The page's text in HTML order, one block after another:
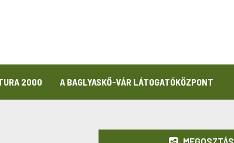
2000 A BAGLYASKŐ-VÁR LÁTOGATÓKÖZPONT